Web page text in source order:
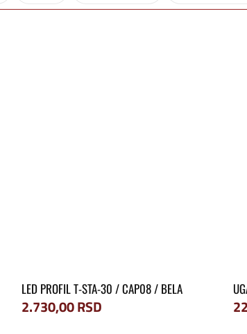
LED PROFIL T-STA-30 / CAP08 / BELA
2.730,00RSD